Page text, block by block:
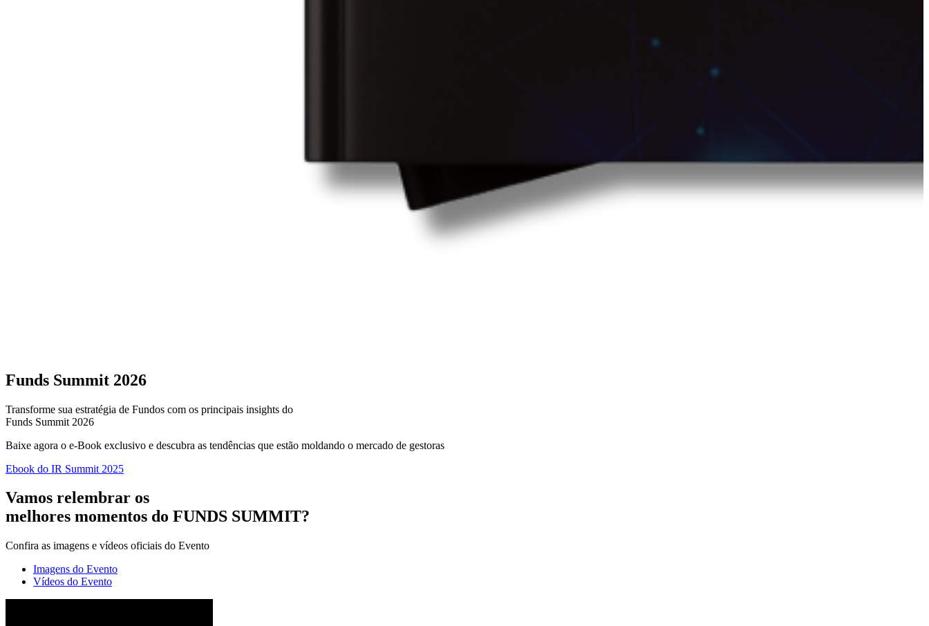
Funds Summit 2026
Transforme sua estratégia de Fundos com os principais insights do
Funds Summit 2026
Baixe agora o e-Book exclusivo e descubra as tendências que estão moldando o mercado de gestoras
Ebook do IR Summit 2025
Vamos relembrar os
melhores momentos do FUNDS SUMMIT?
Confira as imagens e vídeos oficiais do Evento
Imagens do Evento
Vídeos do Evento